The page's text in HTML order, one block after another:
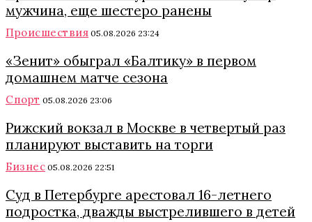
мужчина, еще шестеро ранены
Происшествия 05.08.2026 23:24
«Зенит» обыграл «Балтику» в первом
домашнем матче сезона
Спорт 05.08.2026 23:06
Рижский вокзал в Москве в четвертый раз
планируют выставить на торги
Бизнес 05.08.2026 22:51
Суд в Петербурге арестовал 16-летнего
подростка, дважды выстрелившего в детей